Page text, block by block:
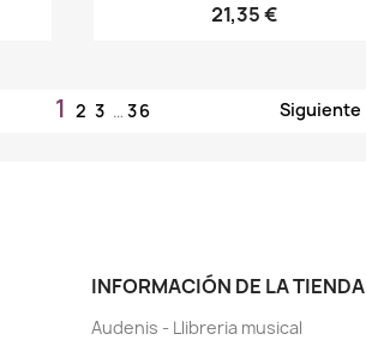
21,35 €
1 2 3 … 36 Siguiente
INFORMACIÓN DE LA TIENDA
Audenis - Llibreria musical